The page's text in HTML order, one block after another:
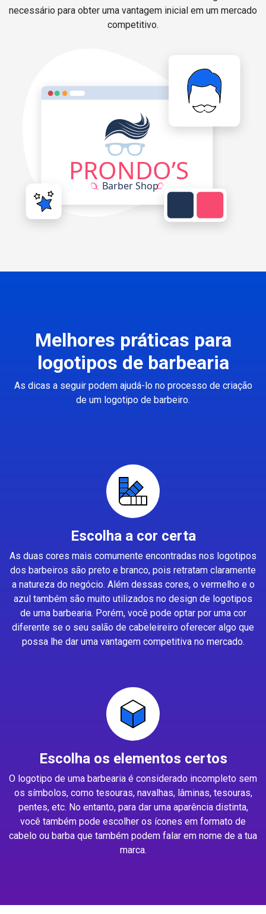
necessário para obter uma vantagem inicial em um mercado
competitivo.
Melhores práticas para
logotipos de barbearia
As dicas a seguir podem ajudá-lo no processo de criação
de um logotipo de barbeiro.
Escolha a cor certa
As duas cores mais comumente encontradas nos logotipos
dos barbeiros são preto e branco, pois retratam claramente
a natureza do negócio. Além dessas cores, o vermelho e o
azul também são muito utilizados no design de logotipos
de uma barbearia. Porém, você pode optar por uma cor
diferente se o seu salão de cabeleireiro oferecer algo que
possa lhe dar uma vantagem competitiva no mercado.
Escolha os elementos certos
O logotipo de uma barbearia é considerado incompleto sem
os símbolos, como tesouras, navalhas, lâminas, tesouras,
pentes, etc. No entanto, para dar uma aparência distinta,
você também pode escolher os ícones em formato de
cabelo ou barba que também podem falar em nome de a tua
marca.